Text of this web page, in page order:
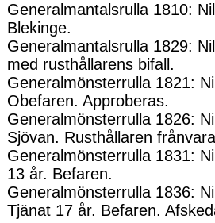
Generalmantalsrulla 1810:
Blekinge.
Generalmantalsrulla 1829:
med rusthållarens bifall.
Generalmönsterrulla 1821:
Obefaren. Approberas.
Generalmönsterrulla 1826:
Sjövan. Rusthållaren
Generalmönsterrulla 1831:
13 år. Befaren.
Generalmönsterrulla 1836:
Tjänat 17 år. Befaren.